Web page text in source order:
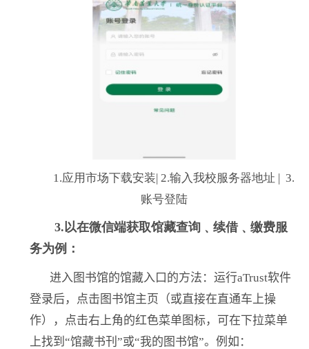
1.应用市场下载安装| 2.输入我校服务器地址 | 3.
账号登陆
3.以在微信端获取馆藏查询﹑续借﹑缴费服
务为例 ：
进入图书馆的馆藏入口的方法：运行aTrust软件
登录后，点击图书馆主页（或直接在直通车上操
作），点击右上角的红色菜单图标，可在下拉菜单
上找到“馆藏书刊”或“我的图书馆”。例如：